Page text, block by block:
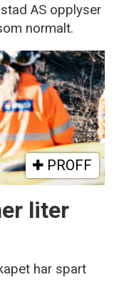
AS opplyser
normalt.
PROFF
liter
har spart